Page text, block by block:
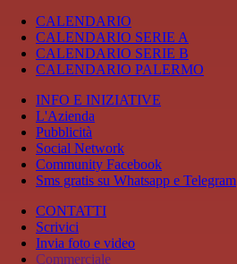
CALENDARIO
CALENDARIO SERIE A
CALENDARIO SERIE B
CALENDARIO PALERMO
INFO E INIZIATIVE
L'Azienda
Pubblicità
Social Network
Community Facebook
Sms gratis su Whatsapp e Telegram
CONTATTI
Scrivici
Invia foto e video
Commerciale